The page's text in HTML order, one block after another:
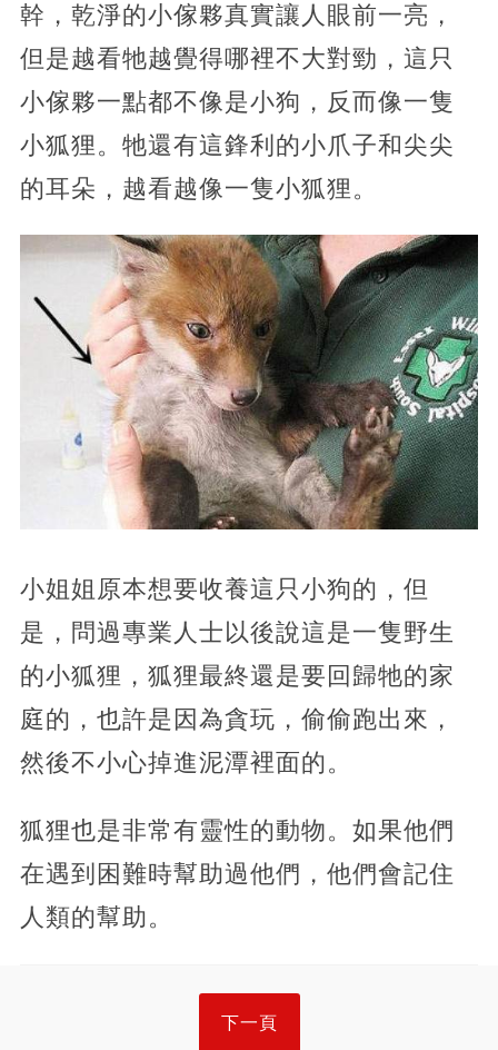
幹，乾淨的小傢夥真實讓人眼前一亮，
但是越看牠越覺得哪裡不大對勁，這只
小傢夥一點都不像是小狗，反而像一隻
小狐狸。牠還有這鋒利的小爪子和尖尖
的耳朵，越看越像一隻小狐狸。
小姐姐原本想要收養這只小狗的，但
是，問過專業人士以後說這是一隻野生
的小狐狸，狐狸最終還是要回歸牠的家
庭的，也許是因為貪玩，偷偷跑出來，
然後不小心掉進泥潭裡面的。
狐狸也是非常有靈性的動物。如果他們
在遇到困難時幫助過他們，他們會記住
人類的幫助。
下一頁